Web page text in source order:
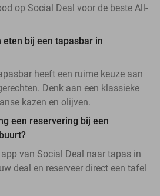
op Social Deal voor de beste All-
eten bij een tapasbar in
heeft een ruime keuze aan
Denk aan een klassieke
kazen en olijven.
een reservering bij een
van Social Deal naar tapas in
deal en reserveer direct een tafel